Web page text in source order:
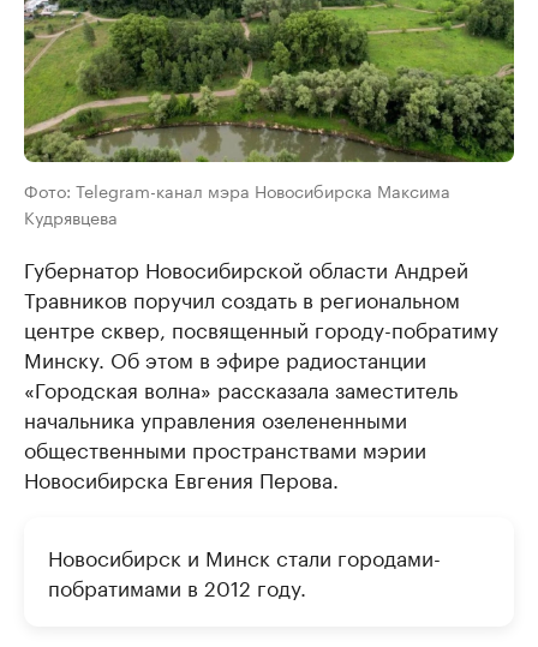
Фото: Telegram-канал мэра Новосибирска Максима
Кудрявцева
Губернатор Новосибирской области Андрей
Травников поручил создать в региональном
центре сквер, посвященный городу-побратиму
Минску. Об этом в эфире радиостанции
«Городская волна» рассказала заместитель
начальника управления озелененными
общественными пространствами мэрии
Новосибирска Евгения Перова.
Новосибирск и Минск стали городами-
побратимами в 2012 году.